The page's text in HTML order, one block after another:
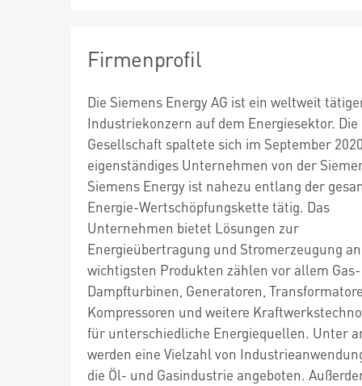
Firmenprofil
Die Siemens Energy AG ist ein weltweit
Industriekonzern auf dem Energiesektor. Die
Gesellschaft spaltete sich im September
eigenständiges Unternehmen von der
Siemens Energy ist nahezu entlang der
Energie-Wertschöpfungskette tätig. Das
Unternehmen bietet Lösungen zur
Energieübertragung und Stromerzeugung
wichtigsten Produkten zählen vor allem
Dampfturbinen, Generatoren,
Kompressoren und weitere
für unterschiedliche Energiequellen. Unter
werden eine Vielzahl von
die Öl- und Gasindustrie angeboten.